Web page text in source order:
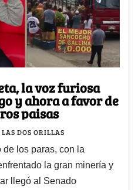
la voz furiosa
y ahora a favor de
paisas
LAS DOS ORILLAS
los paras, con la
la gran minería y
llegó al Senado